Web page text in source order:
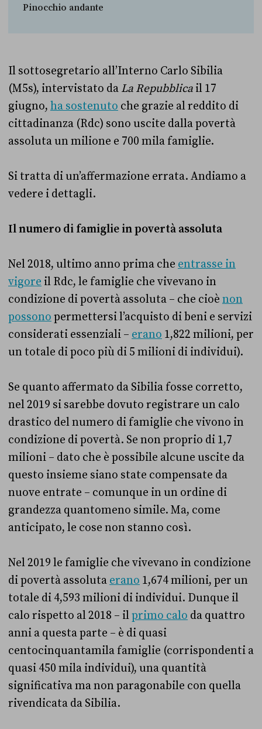
Pinocchio andante
Il sottosegretario all’Interno Carlo Sibilia
(M5s), intervistato da La Repubblica il 17
giugno, ha sostenuto che grazie al reddito di
cittadinanza (Rdc) sono uscite dalla povertà
assoluta un milione e 700 mila famiglie.
Si tratta di un’affermazione errata. Andiamo a
vedere i dettagli.
Il numero di famiglie in povertà assoluta
Nel 2018, ultimo anno prima che entrasse in
vigore il Rdc, le famiglie che vivevano in
condizione di povertà assoluta – che cioè non
possono permettersi l’acquisto di beni e servizi
considerati essenziali – erano 1,822 milioni, per
un totale di poco più di 5 milioni di individui).
Se quanto affermato da Sibilia fosse corretto,
nel 2019 si sarebbe dovuto registrare un calo
drastico del numero di famiglie che vivono in
condizione di povertà. Se non proprio di 1,7
milioni – dato che è possibile alcune uscite da
questo insieme siano state compensate da
nuove entrate – comunque in un ordine di
grandezza quantomeno simile. Ma, come
anticipato, le cose non stanno così.
Nel 2019 le famiglie che vivevano in condizione
di povertà assoluta erano 1,674 milioni, per un
totale di 4,593 milioni di individui. Dunque il
calo rispetto al 2018 – ilprimo calo da quattro
anni a questa parte – è di quasi
centocinquantamila famiglie (corrispondenti a
quasi 450 mila individui), una quantità
significativa ma non paragonabile con quella
rivendicata da Sibilia.